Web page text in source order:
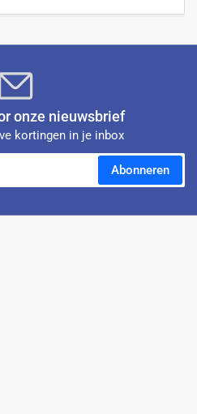
onze nieuwsbrief
kortingen in je inbox
Abonneren